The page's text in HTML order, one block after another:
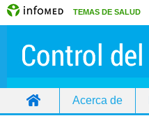
TEMAS DE SALUD
Acerca de